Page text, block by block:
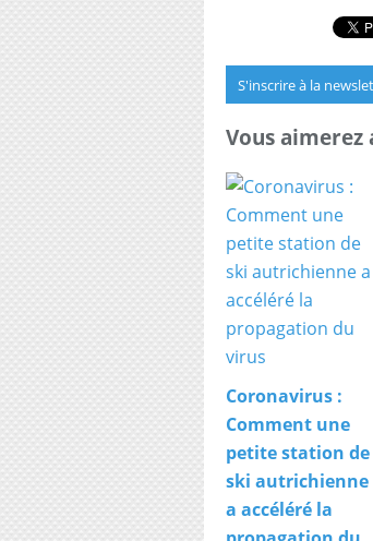
S'inscrire à la
Vous aimerez
Coronavirus :
Comment une
petite station de
ski autrichienne
a accéléré la